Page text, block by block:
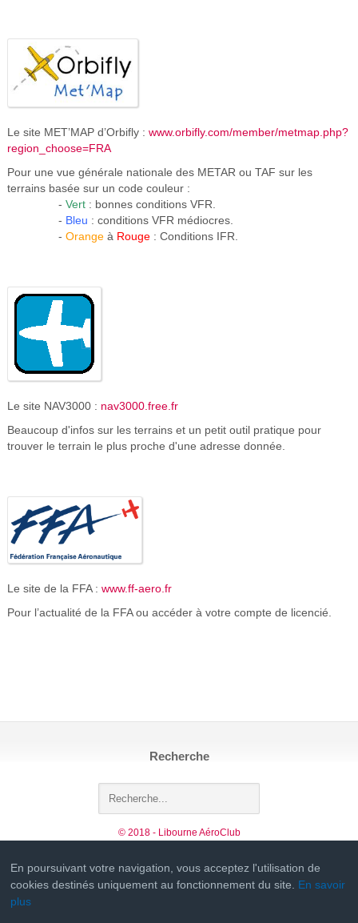
Le site MET’MAP d’Orbifly : www.orbifly.com/member/metmap.php?
region_choose=FRA
Pour une vue générale nationale des METAR ou TAF sur les
terrains basée sur un code couleur :
- Vert : bonnes conditions VFR.
- Bleu : conditions VFR médiocres.
- Orange à Rouge : Conditions IFR.
Le site NAV3000 : nav3000.free.fr
Beaucoup d'infos sur les terrains et un petit outil pratique pour
trouver le terrain le plus proche d'une adresse donnée.
Le site de la FFA : www.ff-aero.fr
Pour l’actualité de la FFA ou accéder à votre compte de licencié.
En poursuivant votre navigation, vous acceptez l'utilisation de
cookies destinés uniquement au fonctionnement du site. En savoir
plus
Recherche
© 2018 - Libourne AéroClub